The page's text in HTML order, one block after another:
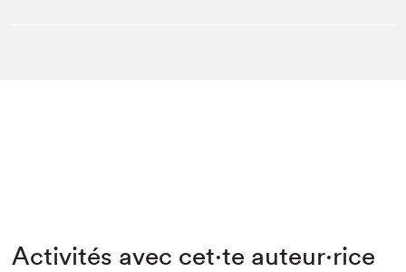
Activités avec cet·te auteur·rice